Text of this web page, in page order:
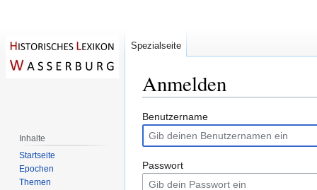
Anmelden
Zur
Navigation
springen
Zur
Suche
springen
Benutzername
Passwort
Spezialseite
Inhalte
Startseite
Epochen
Themen